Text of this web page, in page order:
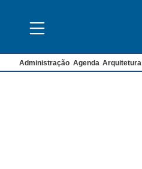
Administração Agenda Arquitetura